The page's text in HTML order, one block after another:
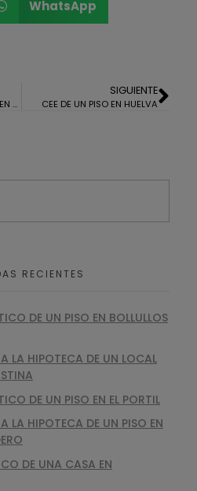
WhatsApp
CERTIFICACION DE OBRAS EN LA MONACILLA
SIGUIENTE
CEE DE UN PISO EN HUELVA
RECIENTES
DE UN PISO EN BOLLULLOS
LA HIPOTECA DE UN LOCAL
DE UN PISO EN EL PORTIL
LA HIPOTECA DE UN PISO EN
DE UNA CASA EN